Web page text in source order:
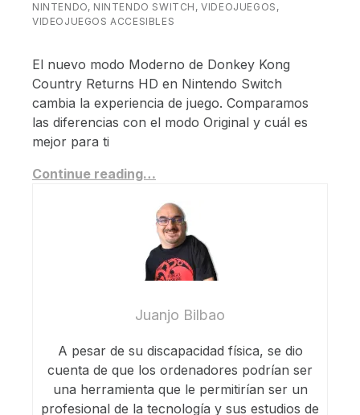
NINTENDO, NINTENDO SWITCH ,VIDEOJUEGOS ,
VIDEOJUEGOS ACCESIBLES
El nuevo modo Moderno de Donkey Kong
Country Returns HD en Nintendo Switch
cambia la experiencia de juego. Comparamos
las diferencias con el modo Original y cuál es
mejor para ti
Continue reading…
Juanjo Bilbao
A pesar de su discapacidad física, se dio
cuenta de que los ordenadores podrían ser
una herramienta que le permitirían ser un
profesional de la tecnología y sus estudios de